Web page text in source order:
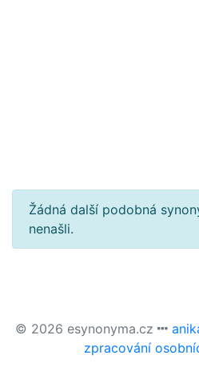
Žádná další podobná
nenašli.
© 2026 esynonyma.cz
zpracování